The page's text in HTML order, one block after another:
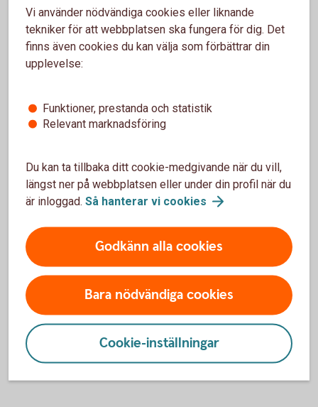
eller har viljan att bosätta dig inom vårt
geografiska verksamhetsområde.
Självledarskap är viktigt
utveckling och hittar utmaningar som
inspirerar dig.
Vi värnar om ditt välmående och erbjuder en
hållbar och flexibel arbetsmiljö.
Tillsammansgörviskillnad
och får vårt samhälle att
växa och må bra!
Vi använder nödvändiga cookies eller liknande
tekniker för att webbplatsen ska fungera för dig. Det
finns även cookies du kan välja som förbättrar din
upplevelse:
Funktioner, prestanda och statistik
Relevant marknadsföring
Du kan ta tillbaka ditt cookie-medgivande när du vill,
längst ner på webbplatsen eller under din profil när du
är inloggad. Så hanterar vi cookies
Godkänn alla cookies
Bara nödvändiga cookies
Cookie-inställningar